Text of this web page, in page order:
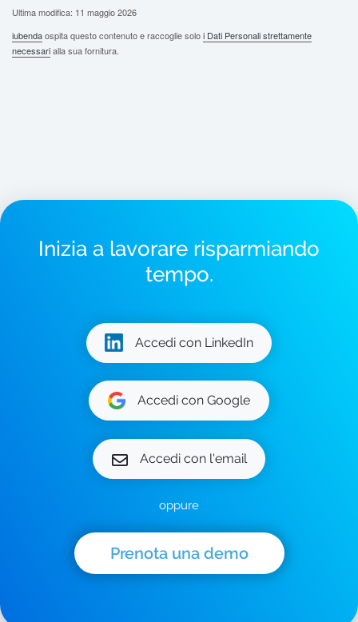
Ultima modifica: 11 maggio 2026
iubendaospita questo contenuto e raccoglie soloi Dati Personali strettamente
necessarialla sua fornitura.
Inizia a lavorare risparmiando
tempo.
Accedi con LinkedIn
Accedi con Google
Accedi con l'email
oppure
Prenota una demo